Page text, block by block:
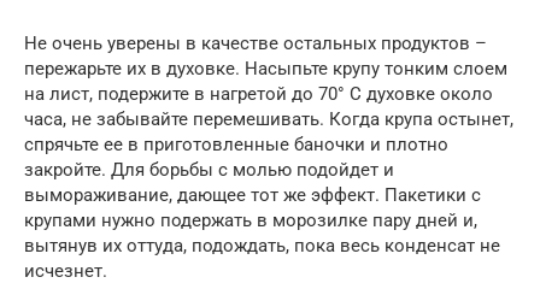
Не очень уверены в качестве остальных продуктов –
пережарьте их в духовке. Насыпьте крупу тонким слоем
на лист, подержите в нагретой до 70° C духовке около
часа, не забывайте перемешивать. Когда крупа остынет,
спрячьте ее в приготовленные баночки и плотно
закройте. Для борьбы с молью подойдет и
вымораживание, дающее тот же эффект. Пакетики с
крупами нужно подержать в морозилке пару дней и,
вытянув их оттуда, подождать, пока весь конденсат не
исчезнет.